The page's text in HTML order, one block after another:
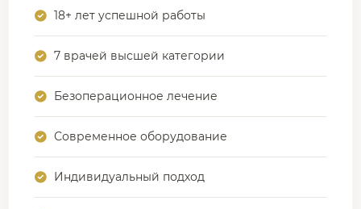
18+ лет успешной работы
7 врачей высшей категории
Безоперационное лечение
Современное оборудование
Индивидуальный подход